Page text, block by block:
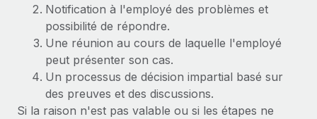
SERVICES
Demandez aux experts
Recevez des conseils d’experts sur les RH à
l’international et la conformité
Contrôles d’antécédents
Devenir partenaire
Explorez avec nous vos opportunités de partenariat
Remote Build
Bientôt disponible
Conseil en intégrations et automatisations assistées par
l’IA
Salle de presse
Données sur les salaires et les talents
Centre de ressources
Obtenir de l’aide
Notification à l'employé des problèmes et
possibilité de répondre.
Une réunion au cours de laquelle l'employé
peut présenter son cas.
Un processus de décision impartial basé sur
des preuves et des discussions.
Si la raison n'est pas valable ou si les étapes ne